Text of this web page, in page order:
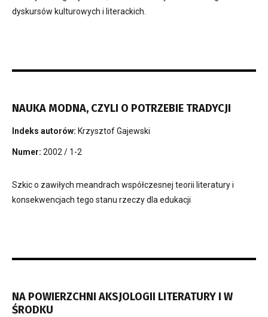
dyskursów kulturowych i literackich.
NAUKA MODNA, CZYLI O POTRZEBIE TRADYCJI
Indeks autorów: Krzysztof Gajewski
Numer: 2002 / 1-2
Szkic o zawiłych meandrach współczesnej teorii literatury i
konsekwencjach tego stanu rzeczy dla edukacji
NA POWIERZCHNI AKSJOLOGII LITERATURY I W
ŚRODKU